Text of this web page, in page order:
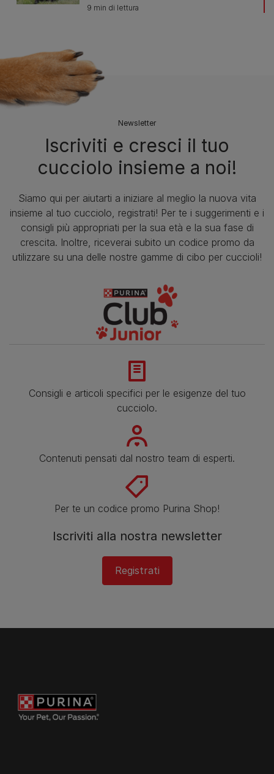
9 min di lettura
Newsletter
Iscriviti e cresci il tuo
cucciolo insieme a noi!
Siamo qui per aiutarti a iniziare al meglio la nuova vita
insieme al tuo cucciolo, registrati! Per te i suggerimenti e i
consigli più appropriati per la sua età e la sua fase di
crescita. Inoltre, riceverai subito un codice promo da
utilizzare su una delle nostre gamme di cibo per cuccioli!
Consigli e articoli specifici per le esigenze del tuo
cucciolo.
Contenuti pensati dal nostro team di esperti.
Per te un codice promo Purina Shop!
Iscriviti alla nostra newsletter
Registrati